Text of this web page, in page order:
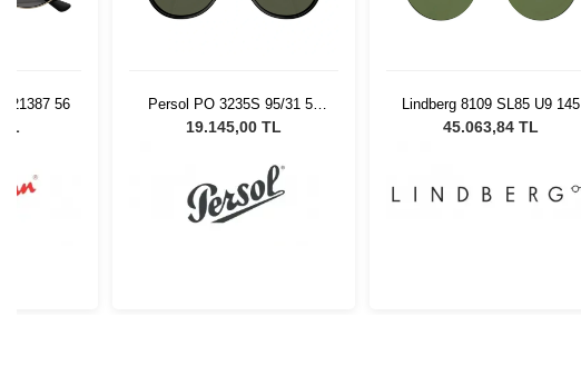
56
Persol PO 3235S 95/31 55
Unisex Güneş Gözlüğü
19.145,00 TL
Lindberg 8109 SL85 U9 145
45.063,84 TL